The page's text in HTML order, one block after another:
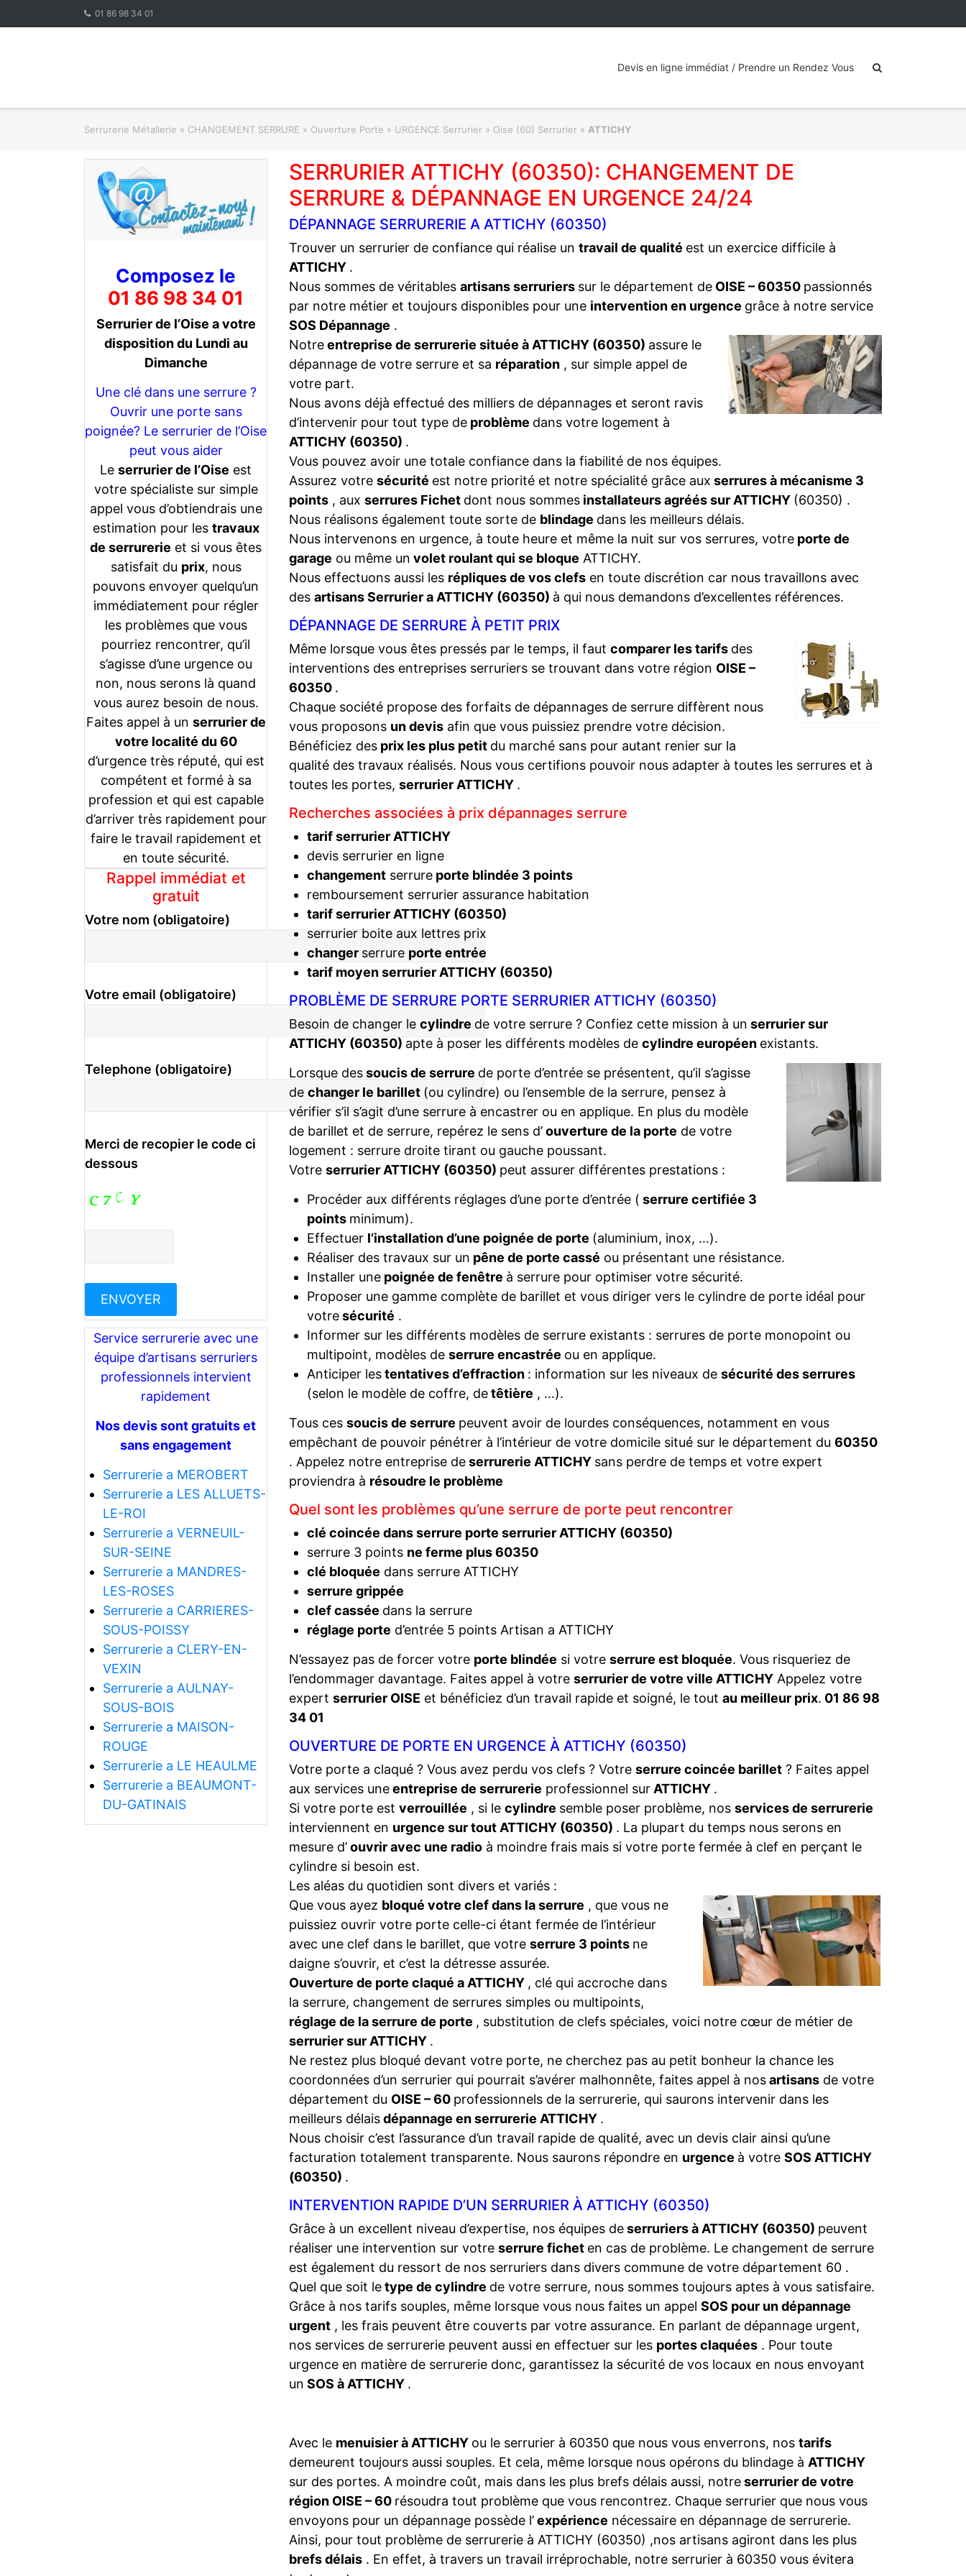
01 86 98 34 01
Devis en ligne immédiat / Prendre un Rendez Vous
Serrurerie Métallerie » CHANGEMENT SERRURE » Ouverture Porte » URGENCE Serrurier » Oise (60) Serrurier » ATTICHY
Composez le
01 86 98 34 01
Serrurier de l’Oise a votre
disposition du Lundi au
Dimanche
Une clé dans une serrure ?
Ouvrir une porte sans
poignée? Le serrurier de l’Oise
peut vous aider
Le serrurier de l’Oise est
votre spécialiste sur simple
appel vous d’obtiendrais une
estimation pour les travaux
de serrurerie et si vous êtes
satisfait du prix, nous
pouvons envoyer quelqu’un
immédiatement pour régler
les problèmes que vous
pourriez rencontrer, qu’il
s’agisse d’une urgence ou
non, nous serons là quand
vous aurez besoin de nous.
Faites appel à un serrurier de
votre localité du 60
d’urgence très réputé, qui est
compétent et formé à sa
profession et qui est capable
d’arriver très rapidement pour
faire le travail rapidement et
en toute sécurité.
Rappel immédiat et
gratuit
Votre nom (obligatoire)
Votre email (obligatoire)
Telephone (obligatoire)
Merci de recopier le code ci
dessous
Service serrurerie avec une
équipe d’artisans serruriers
professionnels intervient
rapidement
Nos devis sont gratuits et
sans engagement
Serrurerie a MEROBERT
Serrurerie a LES ALLUETS-
LE-ROI
Serrurerie a VERNEUIL-
SUR-SEINE
Serrurerie a MANDRES-
LES-ROSES
Serrurerie a CARRIERES-
SOUS-POISSY
Serrurerie a CLERY-EN-
VEXIN
Serrurerie a AULNAY-
SOUS-BOIS
Serrurerie a MAISON-
ROUGE
Serrurerie a LE HEAULME
Serrurerie a BEAUMONT-
DU-GATINAIS
SERRURIER ATTICHY (60350): CHANGEMENT DE
SERRURE & DÉPANNAGE EN URGENCE 24/24
DÉPANNAGE SERRURERIE A ATTICHY (60350)
Trouver un serrurier de confiance qui réalise un travail de qualité est un exercice difficile à
ATTICHY .
Nous sommes de véritables artisans serruriers sur le département de OISE – 60350 passionnés
par notre métier et toujours disponibles pour une intervention en urgence grâce à notre service
SOS Dépannage .
Notreentreprise de serrurerie située à ATTICHY (60350) assure le
dépannage de votre serrure et sa réparation , sur simple appel de
votre part.
Nous avons déjà effectué des milliers de dépannages et seront ravis
d’intervenir pour tout type de problème dans votre logement à
ATTICHY (60350) .
Vous pouvez avoir une totale confiance dans la fiabilité de nos équipes.
Assurez votre sécurité est notre priorité et notre spécialité grâce aux serrures à mécanisme 3
points , aux serrures Fichet dont nous sommes installateurs agréés sur ATTICHY (60350) .
Nous réalisons également toute sorte de blindage dans les meilleurs délais.
Nous intervenons en urgence, à toute heure et même la nuit sur vos serrures, votre porte de
garage ou même un volet roulant qui se bloque ATTICHY.
Nous effectuons aussi les répliques de vos clefs en toute discrétion car nous travaillons avec
des artisans Serrurier a ATTICHY (60350) à qui nous demandons d’excellentes références.
DÉPANNAGE DE SERRURE À PETIT PRIX
Même lorsque vous êtes pressés par le temps, il faut comparer les tarifs des
interventions des entreprises serruriers se trouvant dans votre région OISE –
60350 .
Chaque société propose des forfaits de dépannages de serrure diffèrent nous
vous proposons un devis afin que vous puissiez prendre votre décision.
Bénéficiez des prix les plus petit du marché sans pour autant renier sur la
qualité des travaux réalisés. Nous vous certifions pouvoir nous adapter à toutes les serrures et à
toutes les portes, serrurier ATTICHY .
Recherches associées à prix dépannages serrure
tarif serrurier ATTICHY
devis serrurier en ligne
changementserrureporte blindée 3 points
remboursement serrurier assurance habitation
tarif serrurier ATTICHY (60350)
serrurier boite aux lettres prix
changer serrure porte entrée
tarif moyen serrurier ATTICHY (60350)
PROBLÈME DE SERRURE PORTE SERRURIER ATTICHY (60350)
Besoin de changer le cylindre de votre serrure ? Confiez cette mission à un serrurier sur
ATTICHY (60350) apte à poser les différents modèles de cylindre européen existants.
Lorsque dessoucis de serrure de porte d’entrée se présentent, qu’il s’agisse
de changer le barillet (ou cylindre) ou l’ensemble de la serrure, pensez à
vérifier s’il s’agit d’une serrure à encastrer ou en applique. En plus du modèle
de barillet et de serrure, repérez le sens d’ouverture de la porte de votre
logement : serrure droite tirant ou gauche poussant.
Votre serrurier ATTICHY (60350) peut assurer différentes prestations :
Procéder aux différents réglages d’une porte d’entrée ( serrure certifiée 3
points minimum).
Effectuer l’installation d’une poignée de porte (aluminium, inox, …).
Réaliser des travaux sur un pêne de porte cassé ou présentant une résistance.
Installer unepoignée de fenêtre à serrure pour optimiser votre sécurité.
Proposer une gamme complète de barillet et vous diriger vers le cylindre de porte idéal pour
votresécurité .
Informer sur les différents modèles de serrure existants : serrures de porte monopoint ou
multipoint, modèles de serrure encastrée ou en applique.
Anticiper lestentatives d’effraction : information sur les niveaux de sécurité des serrures
(selon le modèle de coffre, detêtière , …).
Tous ces soucis de serrure peuvent avoir de lourdes conséquences, notamment en vous
empêchant de pouvoir pénétrer à l’intérieur de votre domicile situé sur le département du 60350
. Appelez notre entreprise deserrurerie ATTICHY sans perdre de temps et votre expert
proviendra à résoudre le problème
Quel sont les problèmes qu’une serrure de porte peut rencontrer
clé coincée dans serrure porte serrurier ATTICHY (60350)
serrure 3 points ne ferme plus 60350
clé bloquée dans serrure ATTICHY
serrure grippée
clef cassée dans la serrure
réglage porte d’entrée 5 points Artisan a ATTICHY
N’essayez pas de forcer votre porte blindée si votre serrure est bloquée. Vous risqueriez de
l’endommager davantage. Faites appel à votre serrurier de votre ville ATTICHY Appelez votre
expert serrurier OISE et bénéficiez d’un travail rapide et soigné, le tout au meilleur prix. 01 86 98
34 01
OUVERTURE DE PORTE EN URGENCE À ATTICHY (60350)
Votre porte a claqué ? Vous avez perdu vos clefs ? Votre serrure coincée barillet ? Faites appel
aux services uneentreprise de serrurerie professionnel sur ATTICHY .
Si votre porte est verrouillée , si le cylindre semble poser problème, nos services de serrurerie
interviennent en urgence sur tout ATTICHY (60350) . La plupart du temps nous serons en
mesure d’ouvrir avec une radio à moindre frais mais si votre porte fermée à clef en perçant le
cylindre si besoin est.
Les aléas du quotidien sont divers et variés :
Que vous ayez bloqué votre clef dans la serrure , que vous ne
puissiez ouvrir votre porte celle-ci étant fermée de l’intérieur
avec une clef dans le barillet, que votre serrure 3 points ne
daigne s’ouvrir, et c’est la détresse assurée.
Ouverture de porte claqué a ATTICHY , clé qui accroche dans
la serrure, changement de serrures simples ou multipoints,
réglage de la serrure de porte , substitution de clefs spéciales, voici notre cœur de métier de
serrurier sur ATTICHY .
Ne restez plus bloqué devant votre porte, ne cherchez pas au petit bonheur la chance les
coordonnées d’un serrurier qui pourrait s’avérer malhonnête, faites appel à nosartisans de votre
département du OISE – 60 professionnels de la serrurerie, qui saurons intervenir dans les
meilleurs délaisdépannage en serrurerie ATTICHY .
Nous choisir c’est l’assurance d’un travail rapide de qualité, avec un devis clair ainsi qu’une
facturation totalement transparente. Nous saurons répondre en urgence à votre SOS ATTICHY
(60350) .
INTERVENTION RAPIDE D’UN SERRURIER À ATTICHY (60350)
Grâce à un excellent niveau d’expertise, nos équipes deserruriers à ATTICHY (60350) peuvent
réaliser une intervention sur votre serrure fichet en cas de problème. Le changement de serrure
est également du ressort de nos serruriers dans divers commune de votre département 60 .
Quel que soit letype de cylindre de votre serrure, nous sommes toujours aptes à vous satisfaire.
Grâce à nos tarifs souples, même lorsque vous nous faites un appel SOS pour un dépannage
urgent , les frais peuvent être couverts par votre assurance. En parlant de dépannage urgent,
nos services de serrurerie peuvent aussi en effectuer sur les portes claquées . Pour toute
urgence en matière de serrurerie donc, garantissez la sécurité de vos locaux en nous envoyant
un SOS à ATTICHY .
Avec le menuisier à ATTICHY ou le serrurier à 60350 que nous vous enverrons, nos tarifs
demeurent toujours aussi souples. Et cela, même lorsque nous opérons du blindage à ATTICHY
sur des portes. A moindre coût, mais dans les plus brefs délais aussi, notreserrurier de votre
région OISE – 60 résoudra tout problème que vous rencontrez. Chaque serrurier que nous vous
envoyons pour un dépannage possède l’expérience nécessaire en dépannage de serrurerie.
Ainsi, pour tout problème de serrurerie à ATTICHY (60350) ,nos artisans agiront dans les plus
brefs délais . En effet, à travers un travail irréprochable, notre serrurier à 60350 vous évitera